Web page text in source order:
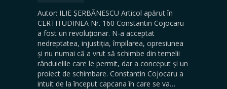
Autor: ILIE ȘERBĂNESCU Articol apărut în
CERTITUDINEA Nr. 160 Constantin Cojocaru
a fost un revoluționar. N-a acceptat
nedreptatea, injustiția, împilarea, opresiunea
și nu numai că a vrut să schimbe din temelii
rânduielile care le permit, dar a conceput și un
proiect de schimbare. Constantin Cojocaru a
intuit de la început capcana în care se va…